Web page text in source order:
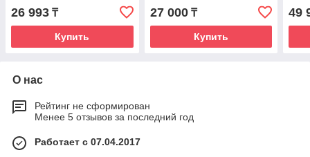
26 993 ₸
Купить
27 000₸
Купить
49
О нас
Рейтинг не сформирован
Менее 5 отзывов за последний год
Работает с 07.04.2017